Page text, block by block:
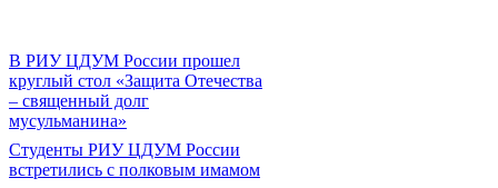
В РИУ ЦДУМ России прошел
круглый стол «Защита Отечества
– священный долг
мусульманина»
Студенты РИУ ЦДУМ России
встретились с полковым имамом